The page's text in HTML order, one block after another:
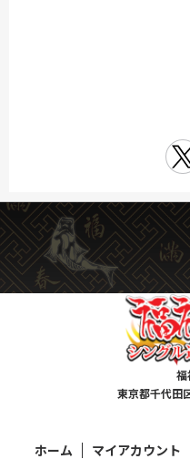
福
東京都千代田
ホーム マイアカウント